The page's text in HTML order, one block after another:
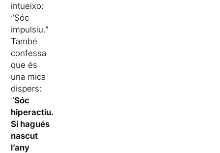
intueixo:
“Sóc
impulsiu.”
També
confessa
que és
una mica
dispers:
“Sóc
hiperactiu.
Si hagués
nascut
l’any